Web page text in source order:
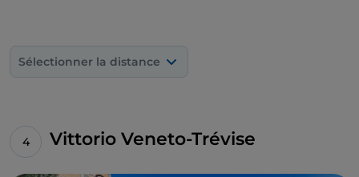
Sélectionner la distance
Vittorio Veneto-Trévise